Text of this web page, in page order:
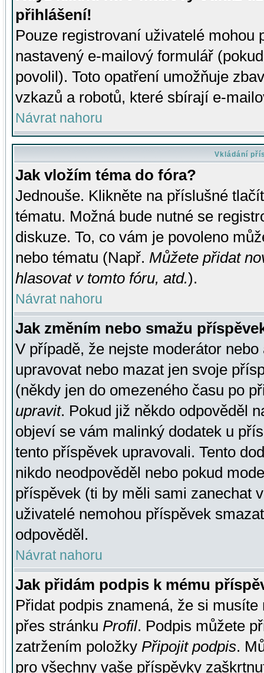
přihlášení!
Pouze registrovaní uživatelé mohou
nastavený e-mailový formulář
povolil). Toto opatření umožňuje
vzkazů a robotů, které sbírají e-
Návrat nahoru
Vkládání
Jak vložím téma do fóra?
Jednouše. Klikněte na příslušné
tématu. Možná bude nutné se
diskuze. To, co vám je povoleno
nebo tématu (Např. Můžete přidat
hlasovat v tomto fóru, atd.).
Návrat nahoru
Jak změním nebo smažu
V případě, že nejste moderátor
upravovat nebo mazat jen svoje
(někdy jen do omezeného času po
upravit. Pokud již někdo odpověděl
objeví se vám malinký dodatek u
tento příspěvek upravovali. Tento
nikdo neodpověděl nebo pokud
příspěvek (ti by měli sami zanechat
uživatelé nemohou příspěvek
odpověděl.
Návrat nahoru
Jak přidám podpis k mému
Přidat podpis znamená, že si
přes stránku Profil. Podpis můžete
zatržením položky Připojit podpis.
pro všechny vaše příspěvky